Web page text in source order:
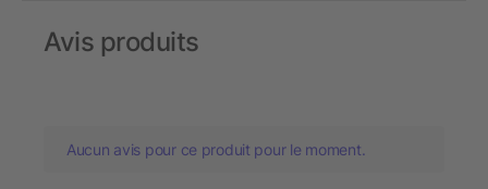
Avis produits
Aucun avis pour ce produit pour le moment.